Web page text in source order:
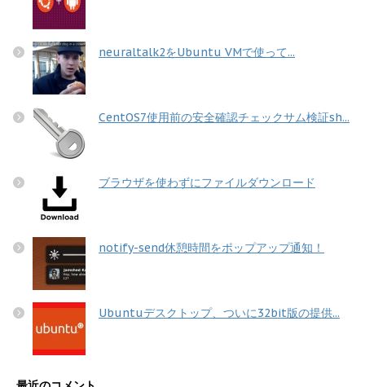
neuraltalk2をUbuntu VMで使って...
CentOS7使用前の安全確認チェックサム検証sh...
ブラウザを使わずにファイルダウンロード
notify-send休憩時間をポップアップ通知！
Ubuntuデスクトップ、ついに32bit版の提供...